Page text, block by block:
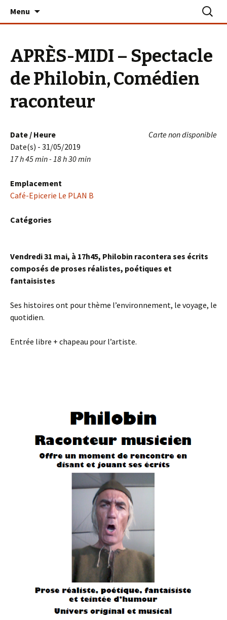
Le PLAN B – La Turballe
Menu
APRÈS-MIDI – Spectacle
de Philobin, Comédien
raconteur
Carte non disponible
Date / Heure
Date(s) - 31/05/2019
17 h 45 min - 18 h 30 min
Emplacement
Café-Epicerie Le PLAN B
Catégories
Vendredi 31 mai, à 17h45, Philobin racontera ses écrits
composés de proses réalistes, poétiques et
fantaisistes
Ses histoires ont pour thème l’environnement, le voyage, le
quotidien.
Entrée libre + chapeau pour l’artiste.